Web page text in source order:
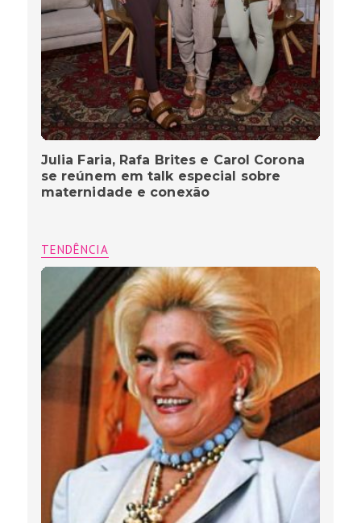
Julia Faria, Rafa Brites e Carol Corona
se reúnem em talk especial sobre
maternidade e conexão
TENDÊNCIA